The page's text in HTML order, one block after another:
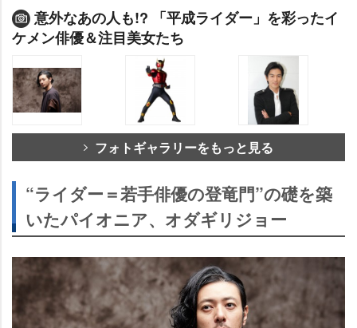
意外なあの人も!? 「平成ライダー」を彩ったイ
ケメン俳優＆注目美女たち
フォトギャラリーをもっと見る
“ライダー＝若手俳優の登竜門”の礎を築
いたパイオニア、オダギリジョー